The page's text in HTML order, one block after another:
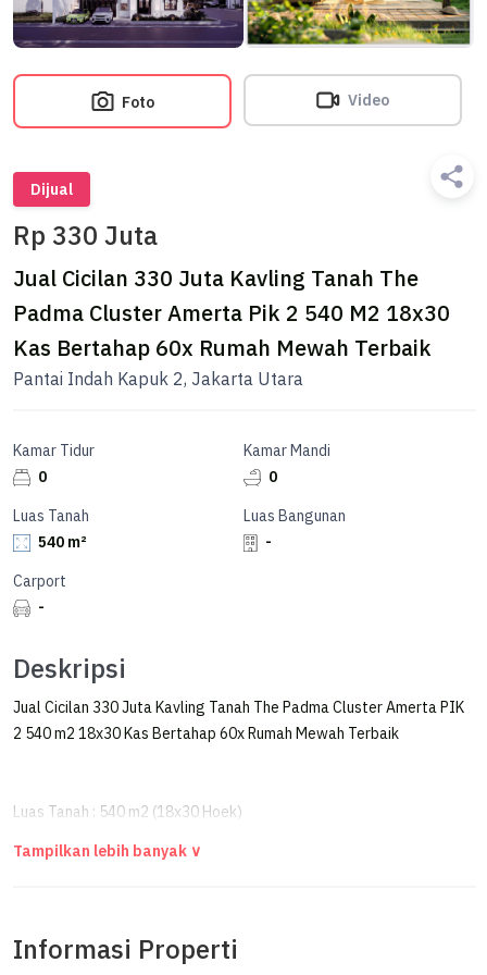
Foto Video
Dijual
Rp 330 Juta
Jual Cicilan 330 Juta Kavling Tanah The
Padma Cluster Amerta Pik 2 540 M2 18x30
Kas Bertahap 60x Rumah Mewah Terbaik
Pantai Indah Kapuk 2, Jakarta Utara
Kamar Tidur
0
Kamar Mandi
0
Luas Tanah
540 m²
Luas Bangunan
-
Carport
-
Deskripsi
Jual Cicilan 330 Juta Kavling Tanah The Padma Cluster Amerta PIK
2 540 m2 18x30 Kas Bertahap 60x Rumah Mewah Terbaik
Luas Tanah : 540 m2 (18x30 Hoek)
PROGRAM KAS BERTAHAP 60x
Informasi Properti